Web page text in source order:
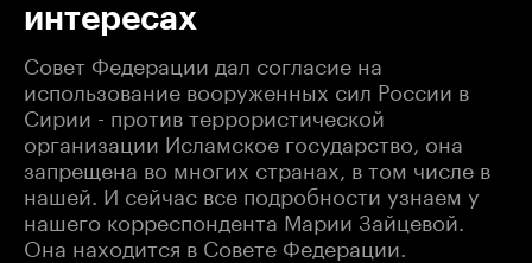
интересах
Совет Федерации дал согласие на
использование вооруженных сил России в
Сирии - против террористической
организации Исламское государство, она
запрещена во многих странах, в том числе в
нашей. И сейчас все подробности узнаем у
нашего корреспондента Марии Зайцевой.
Она находится в Совете Федерации.